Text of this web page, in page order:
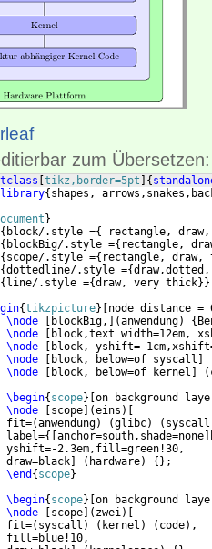
zum Übersetzen:
tikz,border=5pt {
{ shapes,
}
{ block/.style ={
rectangle,
{ blockBig/.style ={ rectangle,
{ scope/.style ={ rectangle, draw,
{dottedline/.style ={
{ line/.style ={draw, very thick}}
{tikzpicture}
node distance =
\node
blockBig, (anwendung) {
\node
block,text width=12em,
\node
block, yshift=-
\node
block, below=of syscall
\node
block, below=of kernel (
\begin{ scope} on background
\node
scope (eins )
fit=(anwendung) (glibc) ( syscall
label={[ anchor=south,shade=none
yshift=-2.3em,fill=green!30,
draw=black
( hardware) { } ;
\end { scope}
\begin{ scope} on background
\node
scope ( zwei)
fit=( syscall ) ( kernel ) ( code) ,
fill=blue!10,